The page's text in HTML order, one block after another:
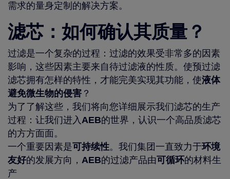
需求的量身定制的解决方案。
滤芯：如何确认其质量？
过滤是一个复杂的过程：过滤的效果受非常多的因素
影响，这些因素主要来自待过滤液的性质。使预过滤
滤芯拥有怎样的特性，才能完美实现其功能，使液体
避免微生物的侵害 ？
为了了解这些，我们将向您详细展示我们滤芯的生产
过程：让我们进入AEB的世界，认识一个高品质滤芯
的方方面面。
一个重要因素是可持续性。我们集团一直致力于环境
友好的发展方向， AEB的过滤产品由可循环的材料生
产